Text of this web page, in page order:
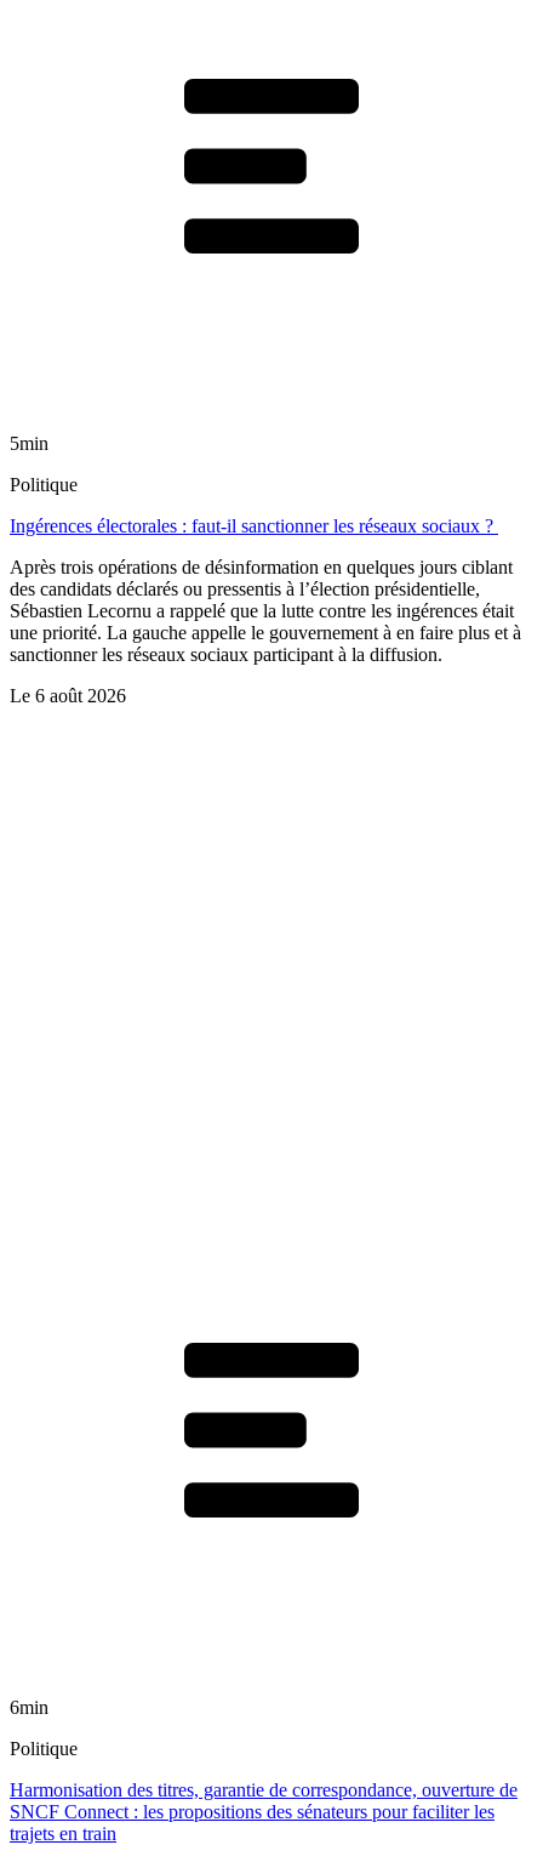
5min
Politique
Ingérences électorales : faut-il sanctionner les réseaux sociaux ?
Après trois opérations de désinformation en quelques jours ciblant
des candidats déclarés ou pressentis à l’élection présidentielle,
Sébastien Lecornu a rappelé que la lutte contre les ingérences était
une priorité. La gauche appelle le gouvernement à en faire plus et à
sanctionner les réseaux sociaux participant à la diffusion.
Le 6 août 2026
6min
Politique
Harmonisation des titres, garantie de correspondance, ouverture de
SNCF Connect : les propositions des sénateurs pour faciliter les
trajets en train